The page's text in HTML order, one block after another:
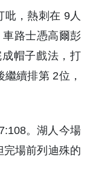
吡，熱刺在 9人
路士憑高爾彭
帽子戲法，打
續排第 2位，
。湖人今場
場前列迪殊的